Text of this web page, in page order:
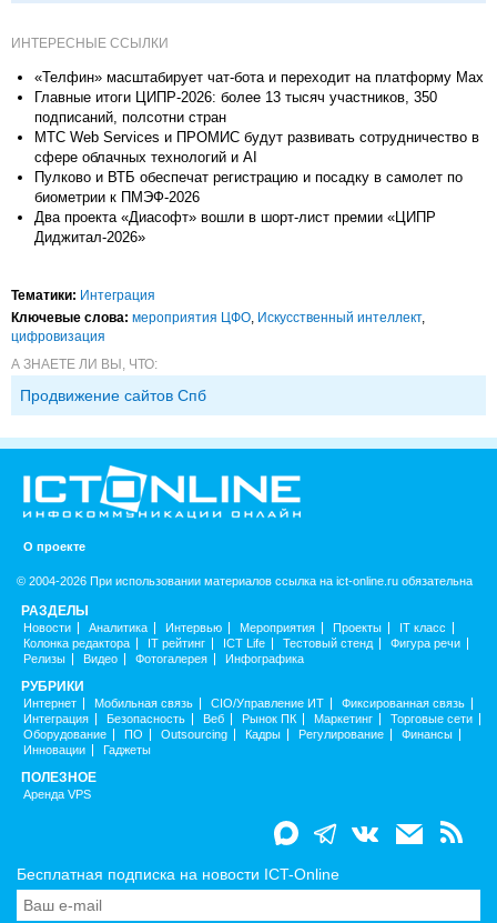
ИНТЕРЕСНЫЕ ССЫЛКИ
«Телфин» масштабирует чат-бота и переходит на платформу Max
Главные итоги ЦИПР-2026: более 13 тысяч участников, 350
подписаний, полсотни стран
МТС Web Services и ПРОМИС будут развивать сотрудничество в
сфере облачных технологий и AI
Пулково и ВТБ обеспечат регистрацию и посадку в самолет по
биометрии к ПМЭФ-2026
Два проекта «Диасофт» вошли в шорт-лист премии «ЦИПР
Диджитал-2026»
Тематики: Интеграция
Ключевые слова: мероприятия ЦФО Искусственный интеллект,
цифровизация
А ЗНАЕТЕ ЛИ ВЫ, ЧТО:
Продвижение сайтов Спб
О проекте
© 2004-2026 При использовании материалов ссылка на ict-online.ru обязательна
РАЗДЕЛЫ
Новости Аналитика Интервью Мероприятия Проекты
IT класс
Колонка редактора
IT рейтинг ICT Life Тестовый стенд
Фигура речи
Релизы
Видео Фотогалерея Инфографика
РУБРИКИ
Интернет Мобильная связь CIO/Управление ИТ
Фиксированная связь
Интеграция
Безопасность Веб Рынок ПК Маркетинг
Торговые сети
Оборудование
ПО Outsourcing Кадры Регулирование
Финансы
Инновации
Гаджеты
ПОЛЕЗНОЕ
Аренда VPS
Бесплатная подписка на новости ICT-Online